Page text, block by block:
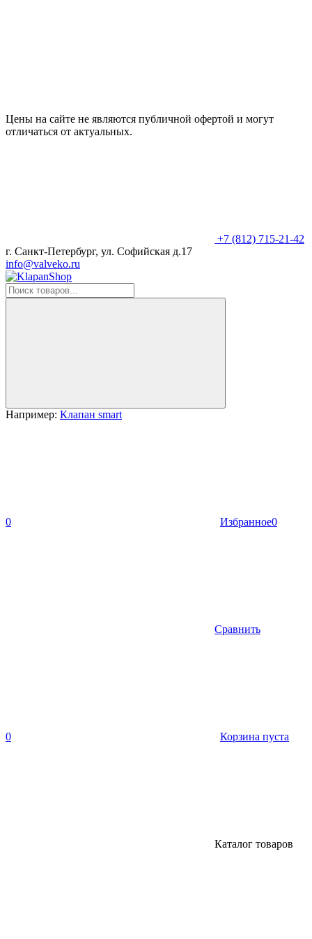
Цены на сайте не являются публичной офертой и могут
отличаться от актуальных.
+7 (812) 715-21-42
г. Санкт-Петербург, ул. Софийская д.17
info@valveko.ru
Например: Клапан smart
0 Избранное0
Сравнить
0 Корзина пуста
Каталог товаров